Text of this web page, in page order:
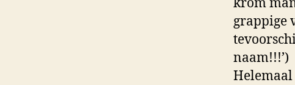
grappige
naam!!!’)
Helemaal